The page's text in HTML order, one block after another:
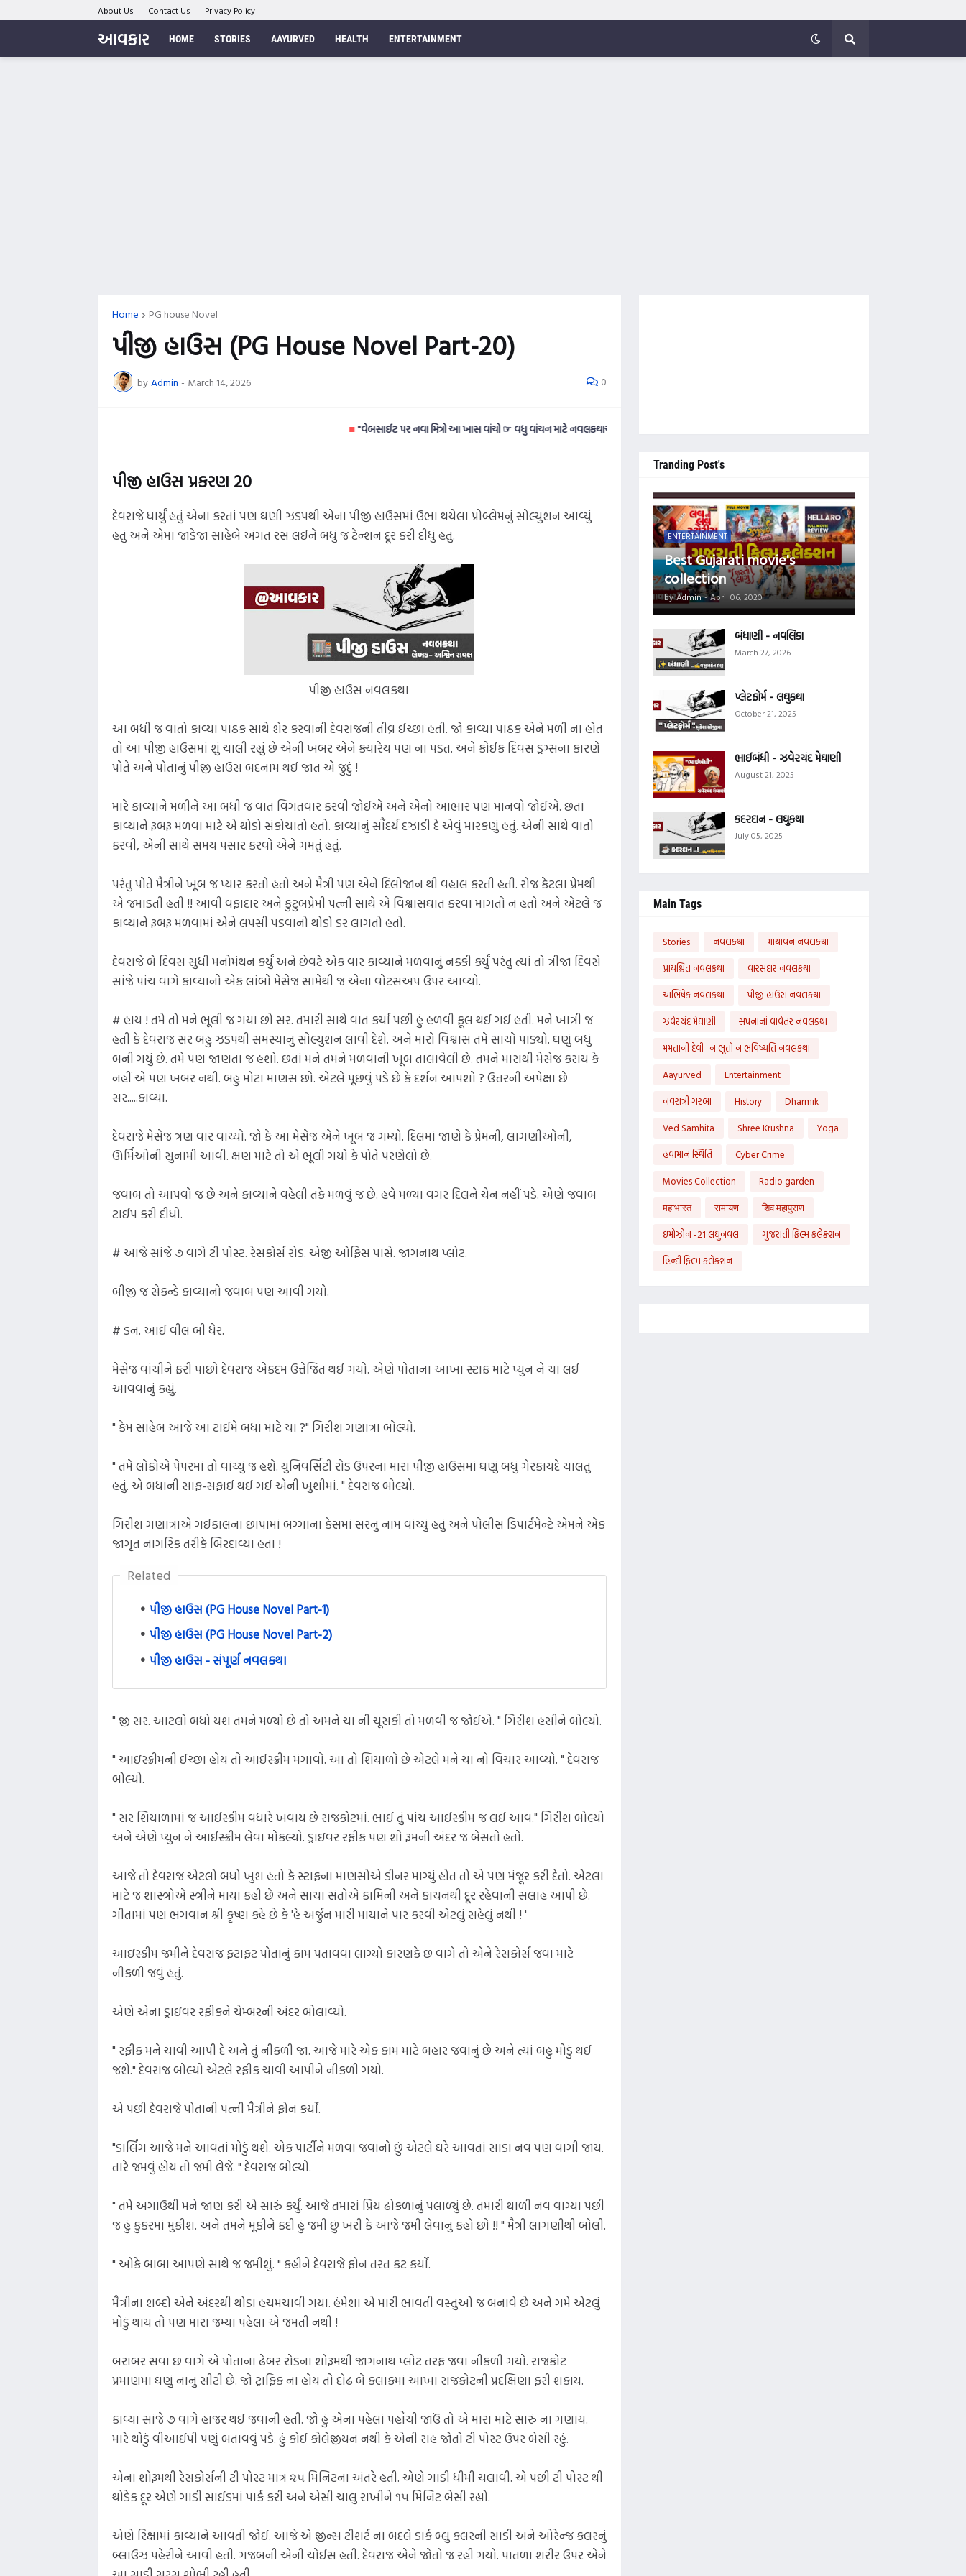
About Us Contact Us Privacy Policy
આવકાર HOME STORIES AAYURVED HEALTH ENTERTAINMENT
Home PG house Novel
પીજી હાઉસ (PG House Novel Part-20)
by Admin - March 14, 2026 0
"વેબસાઈટ પર નવા મિત્રો આ ખાસ વાંચો ☞ વધુ વાંચન માટે નવલકથાઓ વાંચવી ગમતી હોય તો આ વેબસાઈટને નીચે સુધી સ્ક્રોલ કરી 'Main Tegs' ની નીચે આપેલ કેટેગરીમાં જે તે
પીજી હાઉસ પ્રકરણ 20
દેવરાજે ધાર્યું હતું એના કરતાં પણ ઘણી ઝડપથી એના પીજી હાઉસમાં ઉભા થયેલા પ્રોબ્લેમનું સોલ્યુશન આવ્યું
હતું અને એમાં જાડેજા સાહેબે અંગત રસ લઈને બધું જ ટેન્શન દૂર કરી દીધું હતું.
પીજી હાઉસ નવલકથા
આ બધી જ વાતો કાવ્યા પાઠક સાથે શેર કરવાની દેવરાજની તીવ્ર ઈચ્છા હતી. જો કાવ્યા પાઠક એને મળી ના હોત
તો આ પીજી હાઉસમાં શું ચાલી રહ્યું છે એની ખબર એને ક્યારેય પણ ના પડત. અને કોઈક દિવસ ડ્રગ્સના કારણે
પોતે અને પોતાનું પીજી હાઉસ બદનામ થઈ જાત એ જુદું !
મારે કાવ્યાને મળીને આ બધી જ વાત વિગતવાર કરવી જોઈએ અને એનો આભાર પણ માનવો જોઈએ. છતાં
કાવ્યાને રૂબરૂ મળવા માટે એ થોડો સંકોચાતો હતો. કાવ્યાનું સૌંદર્ય દઝાડી દે એવું મારકણું હતું. એની સાથે વાતો
કરવી, એની સાથે સમય પસાર કરવો એને ગમતું હતું.
પરંતુ પોતે મૈત્રીને ખૂબ જ પ્યાર કરતો હતો અને મૈત્રી પણ એને દિલોજાન થી વહાલ કરતી હતી. રોજ કેટલા પ્રેમથી
એ જમાડતી હતી !! આવી વફાદાર અને કુટુંબપ્રેમી પત્ની સાથે એ વિશ્વાસઘાત કરવા માગતો ન હતો અને એટલે જ
કાવ્યાને રૂબરૂ મળવામાં એને લપસી પડવાનો થોડો ડર લાગતો હતો.
દેવરાજે બે દિવસ સુધી મનોમંથન કર્યું અને છેવટે એક વાર કાવ્યાને મળવાનું નક્કી કર્યું પરંતુ ત્યાં તો ત્રીજા દિવસે
સાંજે પાંચ વાગે કાવ્યાનો એક લાંબો મેસેજ સામેથી જ એના વોટસઅપ ઉપર આવ્યો.
# હાય ! તમે તો મને ભૂલી જ ગયા છો સર. તમારી સાથે વાત કર્યા પછી હું હળવી ફૂલ થઈ ગઈ હતી. મને ખાત્રી જ
હતી કે દેવરાજ સર બહુ ઝડપથી સમસ્યાનું સોલ્યુશન લાવી દેશે. અને મારો વિશ્વાસ તમે સાચો પાડ્યો. ઘણું બધું
બની ગયું છે. તમે પણ જાણતા જ હશો. છતાં મને તમને મળવાની ખૂબ તાલાવેલી છે. તમને મારાથી મેસેજ કરાય કે
નહીં એ પણ ખબર નથી. બહુ મોટા માણસ છો. એટલે પૂછવું પડે છે કે દર્શન આપશો ? ઉત્તરની અપેક્ષા છે
સર.....કાવ્યા.
દેવરાજે મેસેજ ત્રણ વાર વાંચ્યો. જો કે આ મેસેજ એને ખૂબ જ ગમ્યો. દિલમાં જાણે કે પ્રેમની, લાગણીઓની,
ઊર્મિઓની સુનામી આવી. ક્ષણ માટે તો એ ભૂલી ગયો કે પોતે પરણેલો છે.
જવાબ તો આપવો જ છે અને કાવ્યાને વહેલી તકે મળવું જ છે. હવે મળ્યા વગર દિલને ચેન નહીં પડે. એણે જવાબ
ટાઈપ કરી દીધો.
# આજે સાંજે ૭ વાગે ટી પોસ્ટ. રેસકોર્સ રોડ. એજી ઓફિસ પાસે. જાગનાથ પ્લોટ.
બીજી જ સેકન્ડે કાવ્યાનો જવાબ પણ આવી ગયો.
# ડન. આઈ વીલ બી ધેર.
મેસેજ વાંચીને ફરી પાછો દેવરાજ એકદમ ઉત્તેજિત થઈ ગયો. એણે પોતાના આખા સ્ટાફ માટે પ્યુન ને ચા લઈ
આવવાનું કહ્યું.
" કેમ સાહેબ આજે આ ટાઈમે બધા માટે ચા ?" ગિરીશ ગણાત્રા બોલ્યો.
" તમે લોકોએ પેપરમાં તો વાંચ્યું જ હશે. યુનિવર્સિટી રોડ ઉપરના મારા પીજી હાઉસમાં ઘણું બધું ગેરકાયદે ચાલતું
હતું. એ બધાની સાફ-સફાઈ થઈ ગઈ એની ખુશીમાં. " દેવરાજ બોલ્યો.
ગિરીશ ગણાત્રાએ ગઈકાલના છાપામાં બગ્ગાના કેસમાં સરનું નામ વાંચ્યું હતું અને પોલીસ ડિપાર્ટમેન્ટે એમને એક
જાગૃત નાગરિક તરીકે બિરદાવ્યા હતા !
Related
પીજી હાઉસ (PG House Novel Part-1)
પીજી હાઉસ (PG House Novel Part-2)
પીજી હાઉસ - સંપૂર્ણ નવલકથા
" જી સર. આટલો બધો યશ તમને મળ્યો છે તો અમને ચા ની ચૂસકી તો મળવી જ જોઈએ. " ગિરીશ હસીને બોલ્યો.
" આઇસ્ક્રીમની ઈચ્છા હોય તો આઈસ્ક્રીમ મંગાવો. આ તો શિયાળો છે એટલે મને ચા નો વિચાર આવ્યો. " દેવરાજ
બોલ્યો.
" સર શિયાળામાં જ આઈસ્ક્રીમ વધારે ખવાય છે રાજકોટમાં. ભાઈ તું પાંચ આઈસ્ક્રીમ જ લઈ આવ." ગિરીશ બોલ્યો
અને એણે પ્યુન ને આઈસ્ક્રીમ લેવા મોકલ્યો. ડ્રાઇવર રફીક પણ શો રૂમની અંદર જ બેસતો હતો.
આજે તો દેવરાજ એટલો બધો ખુશ હતો કે સ્ટાફના માણસોએ ડીનર માગ્યું હોત તો એ પણ મંજૂર કરી દેતો. એટલા
માટે જ શાસ્ત્રોએ સ્ત્રીને માયા કહી છે અને સાચા સંતોએ કામિની અને કાંચનથી દૂર રહેવાની સલાહ આપી છે.
ગીતામાં પણ ભગવાન શ્રી કૃષ્ણ કહે છે કે 'હે અર્જુન મારી માયાને પાર કરવી એટલું સહેલું નથી ! '
આઇસ્ક્રીમ જમીને દેવરાજ ફટાફટ પોતાનું કામ પતાવવા લાગ્યો કારણકે છ વાગે તો એને રેસકોર્સ જવા માટે
નીકળી જવું હતું.
એણે એના ડ્રાઇવર રફીકને ચેમ્બરની અંદર બોલાવ્યો.
" રફીક મને ચાવી આપી દે અને તું નીકળી જા. આજે મારે એક કામ માટે બહાર જવાનું છે અને ત્યાં બહુ મોડું થઈ
જશે." દેવરાજ બોલ્યો એટલે રફીક ચાવી આપીને નીકળી ગયો.
એ પછી દેવરાજે પોતાની પત્ની મૈત્રીને ફોન કર્યો.
"ડાર્લિંગ આજે મને આવતાં મોડું થશે. એક પાર્ટીને મળવા જવાનો છું એટલે ઘરે આવતાં સાડા નવ પણ વાગી જાય.
તારે જમવું હોય તો જમી લેજે. " દેવરાજ બોલ્યો.
" તમે અગાઉથી મને જાણ કરી એ સારું કર્યું. આજે તમારાં પ્રિય ઢોકળાનું પલાળ્યું છે. તમારી થાળી નવ વાગ્યા પછી
જ હું કુકરમાં મુકીશ. અને તમને મૂકીને કદી હું જમી છું ખરી કે આજે જમી લેવાનું કહો છો !! " મૈત્રી લાગણીથી બોલી.
" ઓકે બાબા આપણે સાથે જ જમીશું. " કહીને દેવરાજે ફોન તરત કટ કર્યો.
મૈત્રીના શબ્દો એને અંદરથી થોડા હચમચાવી ગયા. હંમેશા એ મારી ભાવતી વસ્તુઓ જ બનાવે છે અને ગમે એટલું
મોડું થાય તો પણ મારા જમ્યા પહેલા એ જમતી નથી !
બરાબર સવા છ વાગે એ પોતાના ઢેબર રોડના શોરૂમથી જાગનાથ પ્લોટ તરફ જવા નીકળી ગયો. રાજકોટ
પ્રમાણમાં ઘણું નાનું સીટી છે. જો ટ્રાફિક ના હોય તો દોઢ બે કલાકમાં આખા રાજકોટની પ્રદક્ષિણા ફરી શકાય.
કાવ્યા સાંજે ૭ વાગે હાજર થઈ જવાની હતી. જો હું એના પહેલાં પહોંચી જાઉં તો એ મારા માટે સારું ના ગણાય.
મારે થોડું વીઆઈપી પણું બતાવવું પડે. હું કોઈ કોલેજીયન નથી કે એની રાહ જોતો ટી પોસ્ટ ઉપર બેસી રહું.
એના શોરૂમથી રેસકોર્સની ટી પોસ્ટ માત્ર ૨૫ મિનિટના અંતરે હતી. એણે ગાડી ધીમી ચલાવી. એ પછી ટી પોસ્ટ થી
થોડેક દૂર એણે ગાડી સાઈડમાં પાર્ક કરી અને એસી ચાલુ રાખીને ૧૫ મિનિટ બેસી રહ્યો.
એણે રિક્ષામાં કાવ્યાને આવતી જોઈ. આજે એ જીન્સ ટીશર્ટ ના બદલે ડાર્ક બ્લુ કલરની સાડી અને ઓરેન્જ કલરનું
બ્લાઉઝ પહેરીને આવી હતી. ગજબની એની ચોઈસ હતી. દેવરાજ એને જોતો જ રહી ગયો. પાતળા શરીર ઉપર એને
Tranding Post's
ENTERTAINMENT
Best Gujarati movie's
collection
by Admin - April 06, 2020
બંધાણી - નવલિકા
March 27, 2026
પ્લેટફોર્મ - લઘુકથા
October 21, 2025
ભાઈબંધી - ઝવેરચંદ મેઘાણી
August 21, 2025
કદરદાન - લઘુકથા
July 05, 2025
Main Tags
Stories નવલકથા
માયાવન નવલકથા
પ્રાયશ્ચિત નવલકથા
વારસદાર નવલકથા
અભિષેક નવલકથા
પીજી હાઉસ નવલકથા
ઝવેરચંદ મેઘાણી
સપનાનાં વાવેતર નવલકથા
મમતાની દેવી- ન ભૂતો ન ભવિષ્યતિ નવલકથા
Aayurved
Entertainment
નવરાત્રી ગરબા
History
Dharmik
Ved Samhita
Shree Krushna
Yoga
હવામાન સ્થિતિ
Cyber Crime
Movies Collection
Radio garden
महाभारत
रामायण
शिव महापुराण
ઇમોઝોન -21 લઘુનવલ
ગુજરાતી ફિલ્મ કલેક્શન
હિન્દી ફિલ્મ કલેક્શન